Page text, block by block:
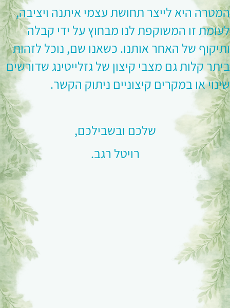
המטרה היא לייצר תחושת עצמי איתנה ויציבה,
לעומת זו המשוקפת לנו מבחוץ על ידי קבלה
ותיקוף של האחר אותנו. כשאנו שם, נוכל לזהות
ביתר קלות גם מצבי קיצון של גזלייטינג שדורשים
שינוי או במקרים קיצוניים ניתוק הקשר.
שלכם ובשבילכם,
רויטל רגב.